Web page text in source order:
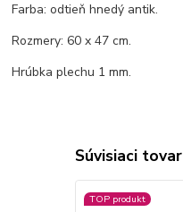
Farba: odtieň hnedý antik.
Rozmery: 60 x 47 cm.
Hrúbka plechu 1 mm.
Súvisiaci tovar
TOP produkt